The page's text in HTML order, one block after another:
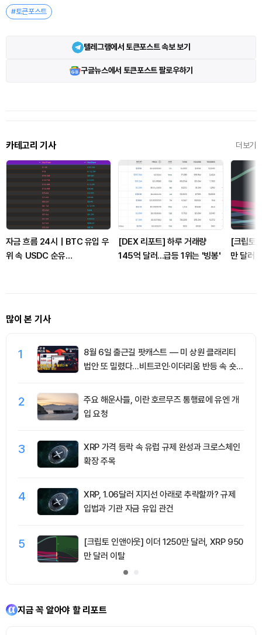
#토큰포스트
텔레그램에서 토큰포스트 속보 보기
구글뉴스에서 토큰포스트 팔로우하기
카테고리 기사 더보기
자금 흐름 24시｜BTC 유입 우
위 속 USDC 순유
[DEX 리포트] 하루 거래량
145억 달러...급등 1위는 '빙봉'
[크립토
만 달러,
많이 본 기사
1
8월 6일 출근길 팟캐스트 — 미 상원 클래리티
법안 또 밀렸다…비트코인·이더리움 반등 속 숏
2
주요 해운사들, 이란 호르무즈 통행료에 유엔 개
입 요청
3
XRP 가격 등락 속 유럽 규제 완성과 크로스체인
확장 주목
4
XRP, 1.06달러 지지선 아래로 추락할까? 규제
입법과 기관 자금 유입 관건
5
[크립토 인앤아웃] 이더 1250만 달러, XRP 950
만 달러 이탈
지금 꼭 알아야 할 리포트